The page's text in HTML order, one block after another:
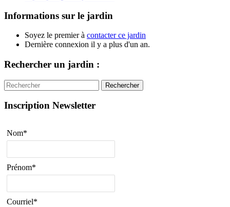
Informations sur le jardin
Soyez le premier à contacter ce jardin
Dernière connexion il y a plus d'un an.
Rechercher un jardin :
Rechercher
Inscription Newsletter
Nom*
Prénom*
Courriel*